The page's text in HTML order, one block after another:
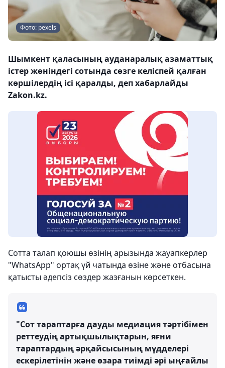
Фото: pexels
Шымкент қаласының ауданаралық азаматтық
істер жөніндегі сотында сөзге келіспей қалған
көршілердің ісі қаралды, деп хабарлайды
Zakon.kz.
Сотта талап қоюшы өзінің арызында жауапкерлер
"WhatsApp" ортақ үй чатында өзіне және отбасына
қатысты әдепсіз сөздер жазғанын көрсеткен.
"Сот тараптарға дауды медиация тәртібімен
реттеудің артықшылықтарын, яғни
тараптардың әрқайсысының мүдделері
ескерілетінін және өзара тиімді әрі ыңғайлы